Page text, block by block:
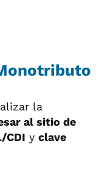
la
al sitio de
CDI y clave